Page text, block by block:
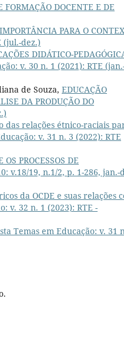
DOCENTE E DE
PARA O
(jul.-dez.)
DIDÁTICO-
v. 30 n. 1 (2021): RTE
de Souza, EDUCAÇÃO
DA PRODUÇÃO DO
das relações étnico-raciais
v. 31 n. 3 (2022): RTE
PROCESSOS DE
v.18/19, n.1/2, p. 1-286, jan.-
da OCDE e suas relações
v. 32 n. 1 (2023): RTE -
Temas em Educação: v. 31